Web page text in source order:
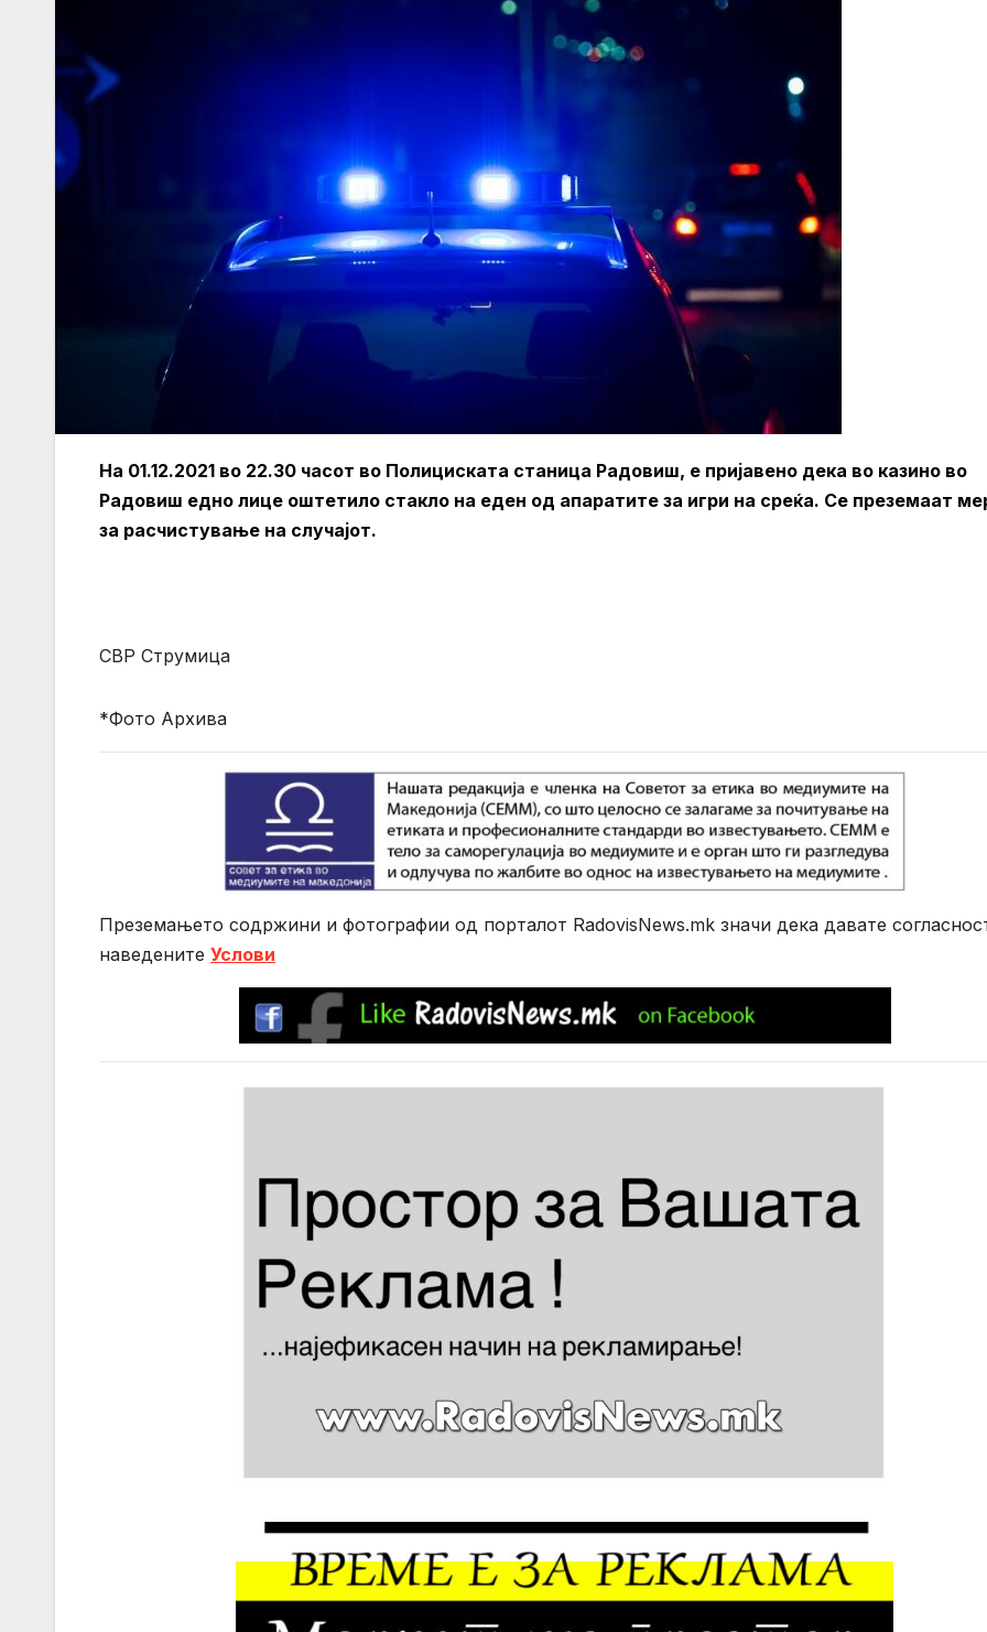
На 01.12.2021 во 22.30 часот во Полициската станица Радовиш, e пријавено дека во казино во
Радовиш едно лице оштетило стакло на еден од апаратите за игри на среќа. Се преземаат
за расчистување на случајот.
СВР Струмица
*Фото Архива
Преземањето содржини и фотографии од порталот RadovisNews.mk значи дека давате
нaведените Услови